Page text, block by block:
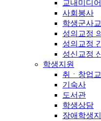
교내미디어
사회봉사
학생군사
성의교정
성의교정
성신교정
학생지원
취ㆍ창업
기숙사
도서관
학생상담
장애학생